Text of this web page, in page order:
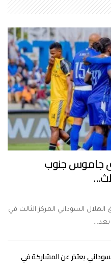
جاموس جنوب
السوداني المركز الثالث في
بعد…
يعتذر عن المشاركة في